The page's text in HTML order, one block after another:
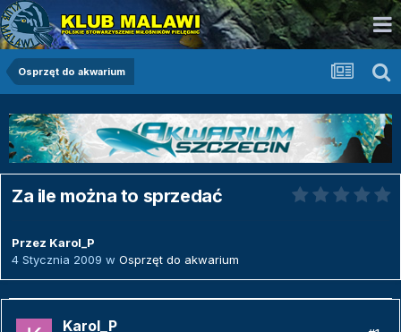
Osprzęt do akwarium
Za ile można to sprzedać
Przez Karol_P
4 Stycznia 2009 w Osprzęt do akwarium
Karol_P